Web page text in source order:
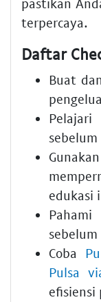
terpercaya.
Daftar
Buat
Gunakan
edukasi
Coba
Pulsa
efisiensi